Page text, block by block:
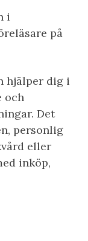
i
på
hjälper dig i
och
Det
personlig
eller
inköp,